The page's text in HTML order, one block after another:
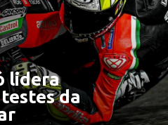
lidera
da